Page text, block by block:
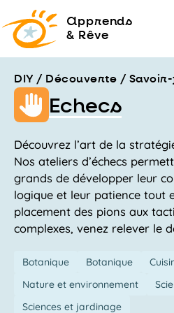
apprends
& Rêve
DIY / Découverte /
Echecs
Découvrez l’art de la
Nos ateliers d’échecs
grands de développer leur
logique et leur patience tout
placement des pions aux
complexes, venez relever le
Botanique Botanique
Nature et environnement
Sciences et jardinage